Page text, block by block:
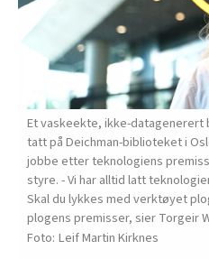
Et vaskeekte, ikke-datagenerert
tatt på Deichman-biblioteket i
jobbe etter teknologiens
styre. - Vi har alltid latt
Skal du lykkes med verktøyet
plogens premisser, sier Torgeir
Leif Martin Kirknes